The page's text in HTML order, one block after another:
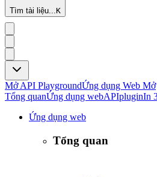
Tìm tài liệu...K
Mở API PlaygroundỨng dụng Web Mở
Tổng quanỨng dụng webAPIpluginIn
Ứng dụng web
Tổng quan